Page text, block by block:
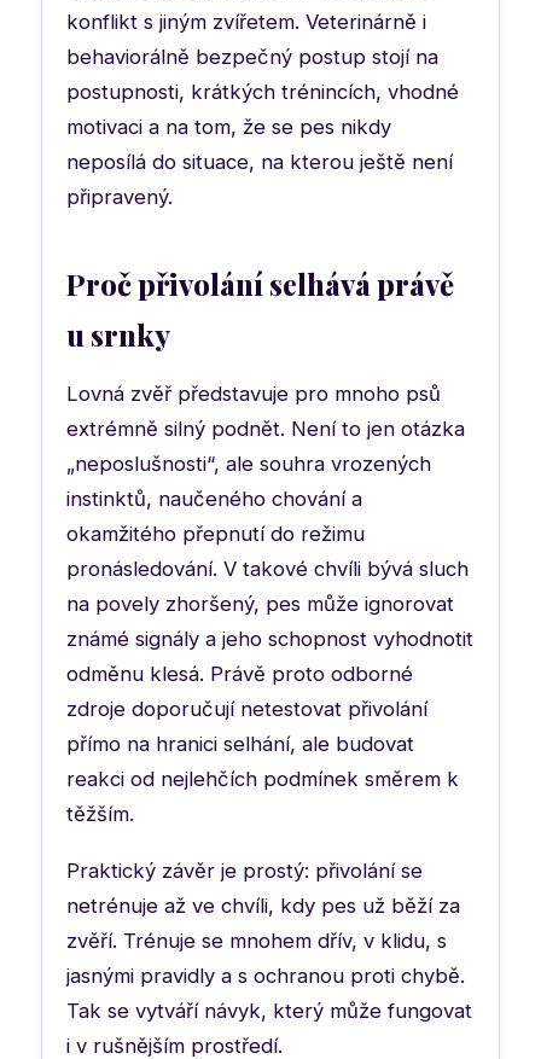
konflikt s jiným zvířetem. Veterinárně i
behaviorálně bezpečný postup stojí na
postupnosti, krátkých trénincích, vhodné
motivaci a na tom, že se pes nikdy
neposílá do situace, na kterou ještě není
připravený.
Proč přivolání selhává právě
u srnky
Lovná zvěř představuje pro mnoho psů
extrémně silný podnět. Není to jen otázka
„neposlušnosti“, ale souhra vrozených
instinktů, naučeného chování a
okamžitého přepnutí do režimu
pronásledování. V takové chvíli bývá sluch
na povely zhoršený, pes může ignorovat
známé signály a jeho schopnost vyhodnotit
odměnu klesá. Právě proto odborné
zdroje doporučují netestovat přivolání
přímo na hranici selhání, ale budovat
reakci od nejlehčích podmínek směrem k
těžším.
Praktický závěr je prostý: přivolání se
netrénuje až ve chvíli, kdy pes už běží za
zvěří. Trénuje se mnohem dřív, v klidu, s
jasnými pravidly a s ochranou proti chybě.
Tak se vytváří návyk, který může fungovat
i v rušnějším prostředí.